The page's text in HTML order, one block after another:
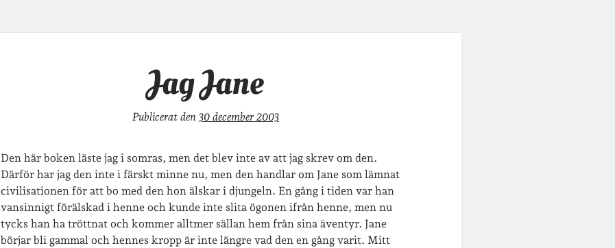
Jag Jane
Publicerat den 30 december 2003
Den här boken läste jag i somras, men det blev inte av att jag skrev om den.
Därför har jag den inte i färskt minne nu, men den handlar om Jane som lämnat
civilisationen för att bo med den hon älskar i djungeln. En gång i tiden var han
vansinnigt förälskad i henne och kunde inte slita ögonen ifrån henne, men nu
tycks han ha tröttnat och kommer alltmer sällan hem från sina äventyr. Jane
börjar bli gammal och hennes kropp är inte längre vad den en gång varit. Mitt